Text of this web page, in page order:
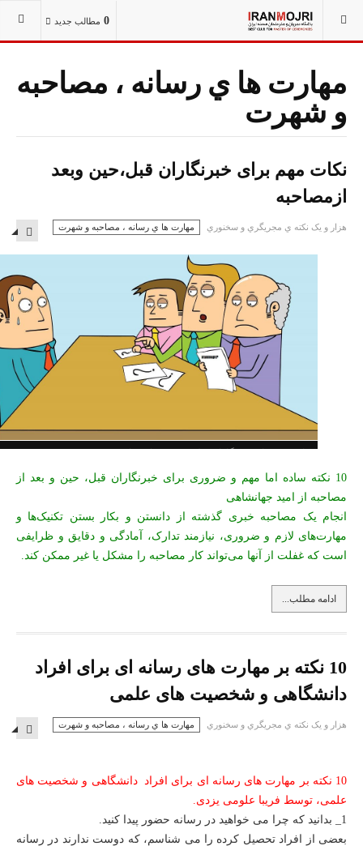
0 مطالب جدید شما اینجا هستید: 1001 نکته مجریگری و سخنوری
مهارت ها ي رسانه ، مصاحبه
و شهرت
نکات مهم برای خبرنگاران قبل،حین وبعد
ازمصاحبه
هزار و یک نكته ي مجريگري و سخنوري مهارت ها ي رسانه ، مصاحبه و شهرت
10 نکته ساده اما مهم و ضروری برای خبرنگاران قبل، حین و بعد از
مصاحبه از امید جهانشاهی
انجام یک مصاحبه خبری گذشته از دانستن و بکار بستن تکنیک‌ها و
مهارت‌های لازم و ضروری، نیازمند تدارک، آمادگی و دقایق و ظرایفی
است که غفلت از آنها می‌تواند کار مصاحبه را مشکل یا غیر ممکن کند.
ادامه مطلب...
10 نکته بر مهارت های رسانه ای برای افراد
دانشگاهی و شخصیت های علمی
هزار و یک نكته ي مجريگري و سخنوري مهارت ها ي رسانه ، مصاحبه و شهرت
10 نکته بر مهارت های رسانه ای برای افراد دانشگاهی و شخصیت های
علمی، توسط فريبا علومی يزدی.
1_ بدانيد که چرا می خواهيد در رسانه حضور پيدا کنيد.
بعضی از افراد تحصيل کرده را می شناسم، که دوست ندارند در رسانه